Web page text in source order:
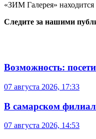
«ЗИМ Галерея»
Следите за нашими
Возможность:
07 августа 2026, 17:33
В самарском
07 августа 2026, 14:53